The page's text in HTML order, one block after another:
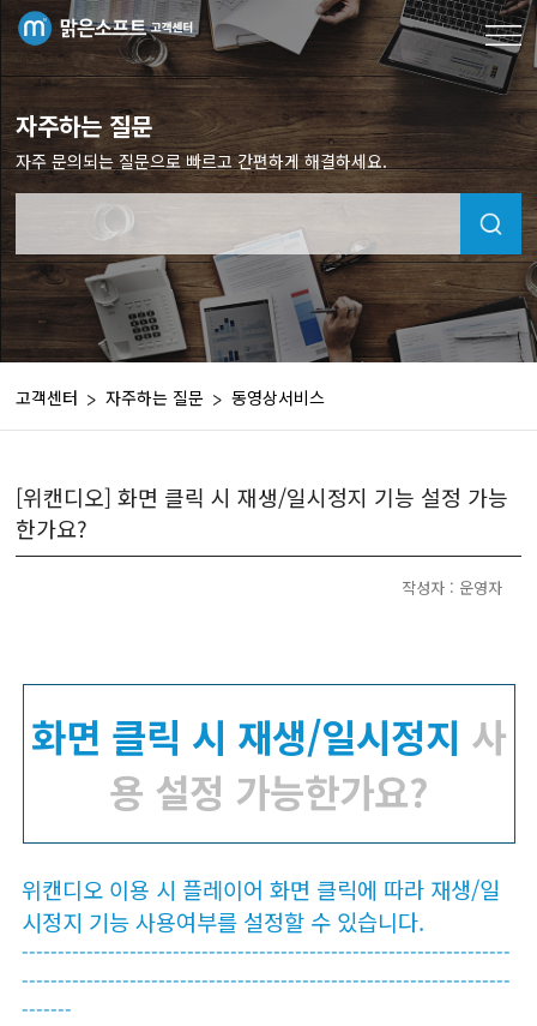
자주하는 질문
자주 문의되는 질문으로 빠르고 간편하게 해결하세요.
고객센터 자주하는 질문 동영상서비스
[위캔디오] 화면 클릭 시 재생/일시정지 기능 설정 가능
한가요?
작성자 : 운영자
화면 클릭 시 재생/일시정지 사
용 설정 가능한가요?
위캔디오 이용 시 플레이어 화면 클릭에 따라 재생/일
시정지 기능 사용여부를 설정할 수 있습니다.
--------------------------------------------------------------------
--------------------------------------------------------------------
-------